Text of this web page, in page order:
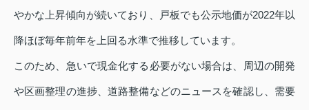
やかな上昇傾向が続いており、戸板でも公示地価が2022年以
降ほぼ毎年前年を上回る水準で推移しています。
このため、急いで現金化する必要がない場合は、周辺の開発
や区画整理の進捗、道路整備などのニュースを確認し、需要